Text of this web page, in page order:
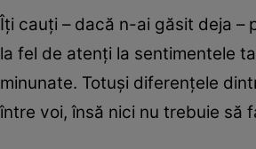
Îți cauți – dacă n-ai găsit deja
la fel de atenți la sentimentele
minunate. Totuși diferențele
între voi, însă nici nu trebuie să